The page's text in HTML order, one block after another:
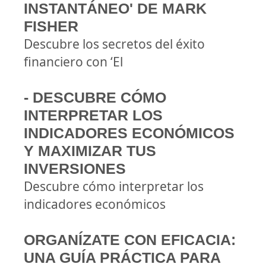
INSTANTÁNEO' DE MARK
FISHER
Descubre los secretos del éxito
financiero con ‘El
- DESCUBRE CÓMO
INTERPRETAR LOS
INDICADORES ECONÓMICOS
Y MAXIMIZAR TUS
INVERSIONES
Descubre cómo interpretar los
indicadores económicos
ORGANÍZATE CON EFICACIA:
UNA GUÍA PRÁCTICA PARA